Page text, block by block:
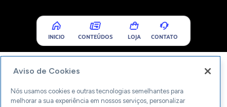
INICIO CONTEÚDOS LOJA CONTATO
Aviso de Cookies
Nós usamos cookies e outras tecnologias semelhantes para
melhorar a sua experiência em nossos serviços, personalizar